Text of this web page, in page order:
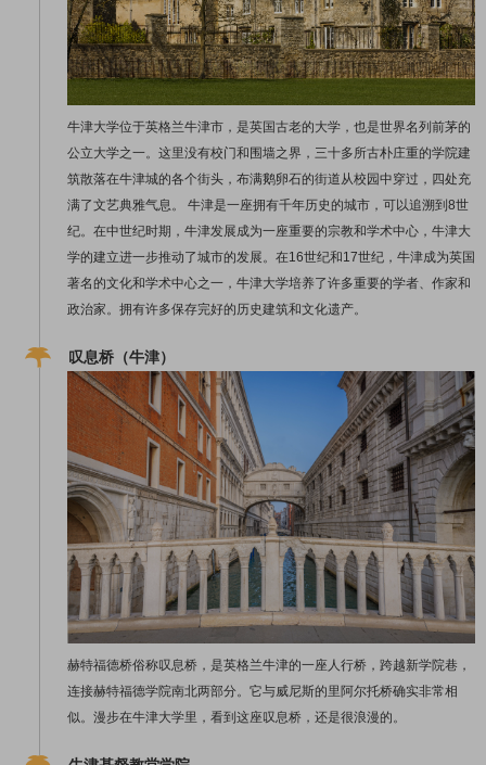
牛津大学位于英格兰牛津市，是英国古老的大学，也是世界名列前茅的
公立大学之一。这里没有校门和围墙之界，三十多所古朴庄重的学院建
筑散落在牛津城的各个街头，布满鹅卵石的街道从校园中穿过，四处充
满了文艺典雅气息。 牛津是一座拥有千年历史的城市，可以追溯到8世
纪。在中世纪时期，牛津发展成为一座重要的宗教️和学术中心，牛津大
学的建立进一步推动了城市的发展。在16世纪和17世纪，牛津成为英国
著名的文化和学术中心之一，牛津大学培养了许多重要的学者、作家和
政治家。拥有许多保存完好的历史建筑和文化遗产。
叹息桥（牛津）
赫特福德桥俗称叹息桥，是英格兰牛津的一座人行桥，跨越新学院巷，
连接赫特福德学院南北两部分。它与威尼斯的里阿尔托桥确实非常相
似。漫步在牛津大学里，看到这座叹息桥，还是很浪漫的。